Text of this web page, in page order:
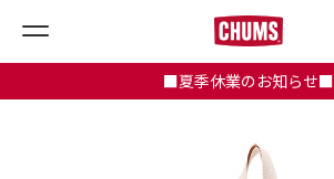
■夏季休業のお知らせ■